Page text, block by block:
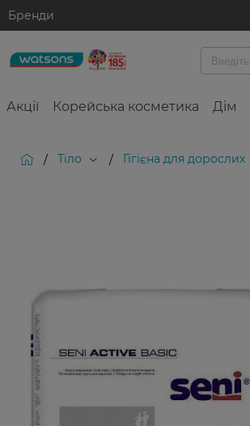
Бренди
Акції Корейська косметика Дім
/ Тіло / Гігієна для дорослих